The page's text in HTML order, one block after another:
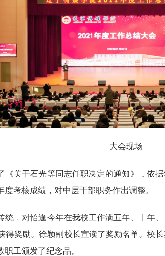
大会现场
《关于石光等同志任职决定的通知》，依
度考核成绩，对中层干部职务作出调整。
统，对恰逢今年在我校工作满五年、十年
得奖励。徐颖副校长宣读了奖励名单。校
工颁发了纪念品。